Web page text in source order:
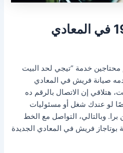
ليه تتصلي بـ19224 في المعادي
محتاجين خدمة “تيجي لحد البيت
صيانة فريش في المعادي
هتلاقي إن الاتصال بالرقم ده
لو عندك شغل أو مسئوليات
وبالتالي، التواصل مع الخط
بوتاجاز فريش في المعادي الجديدة